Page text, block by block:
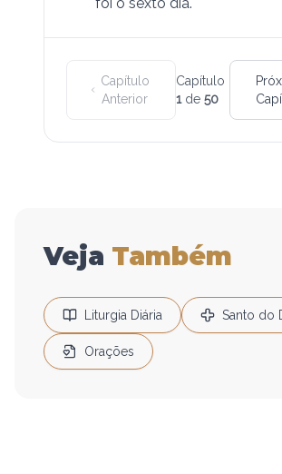
Capítulo
Anterior
Capítulo
1de 50
Veja Também
Liturgia Diária Santo do
Orações